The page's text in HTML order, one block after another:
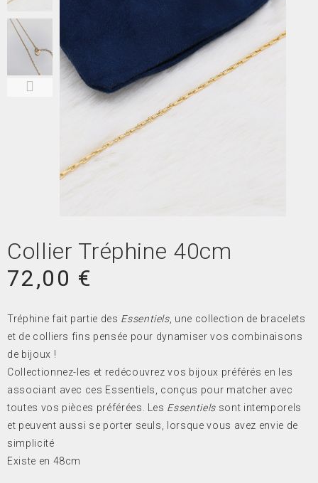
Collier Tréphine 40cm
72,00 €
Tréphine fait partie des Essentiels, une collection de bracelets
et de colliers fins pensée pour dynamiser vos combinaisons
de bijoux !
Collectionnez-les et redécouvrez vos bijoux préférés en les
associant avec ces Essentiels, conçus pour matcher avec
toutes vos pièces préférées. Les Essentielssont intemporels
et peuvent aussi se porter seuls, lorsque vous avez envie de
simplicité
Existe en 48cm